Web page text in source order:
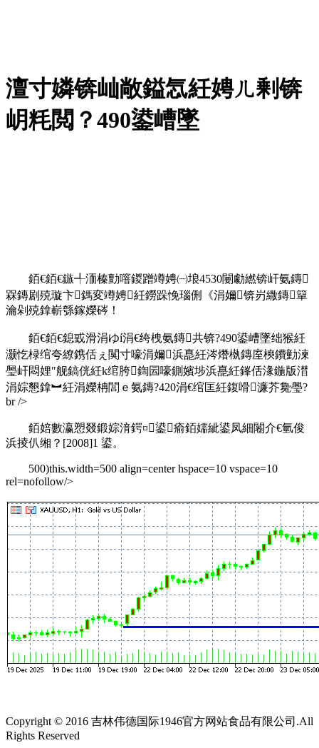
澶寸嫾锛屾敞鎰忥紝娉ㄦ剰锛
岄粍閲？490鍙嶆墜
銆€銆€鏃╃洏榛勯噾鍐蹭竴娉㈠埌4530闄勮繎锛屽氨鏄
槑鏄剧殑璇卞鎷変竴娉紝鐒跺悗瑙侀《涓嬭锛岃繖鏄簞
瀹剁殑鎿嶄綔鎵嬫硶！
銆€銆€鎴戜滑涓ゆí涓€绔栧氨鏄共锛?490鍙嶆墜绌猴紝
灏忔椂绾夸繚鎸佸ぇ闃寸嚎涓嬭浜嗭紝涔熸槸鏄庢樉鐨勭湅
璺屽悶娌″舰鎬侊紝k绾胯鍧囩嚎鍘嬪埗浜嗭紝鎽佸湪鍦版澘
涓婃懇鎿︼紝涓嬫柟閭ｅ氨鏄?420涓€绾匡紝鍑嗗濂芥毚璺?
br />
銆婄數瀛愬叕鍛婃湇鍔¤鍙瘉銆嬬紪鍙凤細闂介€氫俊
浜掕仈缃？[2008]1 鍙。
500)this.width=500 align=center hspace=10 vspace=10
rel=nofollow/>
Copyright © 2016 吉林伟德国际1946官方网站食品有限公司.All
Rights Reserved